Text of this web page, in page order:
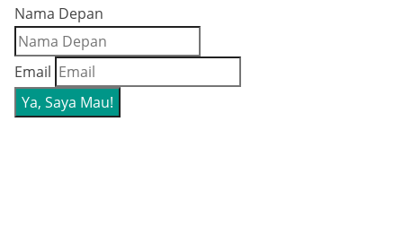
Nama Depan
Email